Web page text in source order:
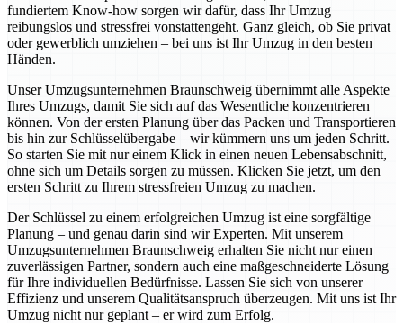
fundiertem Know-how sorgen wir dafür, dass Ihr Umzug
reibungslos und stressfrei vonstattengeht. Ganz gleich, ob Sie privat
oder gewerblich umziehen – bei uns ist Ihr Umzug in den besten
Händen.
Unser Umzugsunternehmen Braunschweig übernimmt alle Aspekte
Ihres Umzugs, damit Sie sich auf das Wesentliche konzentrieren
können. Von der ersten Planung über das Packen und Transportieren
bis hin zur Schlüsselübergabe – wir kümmern uns um jeden Schritt.
So starten Sie mit nur einem Klick in einen neuen Lebensabschnitt,
ohne sich um Details sorgen zu müssen. Klicken Sie jetzt, um den
ersten Schritt zu Ihrem stressfreien Umzug zu machen.
Der Schlüssel zu einem erfolgreichen Umzug ist eine sorgfältige
Planung – und genau darin sind wir Experten. Mit unserem
Umzugsunternehmen Braunschweig erhalten Sie nicht nur einen
zuverlässigen Partner, sondern auch eine maßgeschneiderte Lösung
für Ihre individuellen Bedürfnisse. Lassen Sie sich von unserer
Effizienz und unserem Qualitätsanspruch überzeugen. Mit uns ist Ihr
Umzug nicht nur geplant – er wird zum Erfolg.